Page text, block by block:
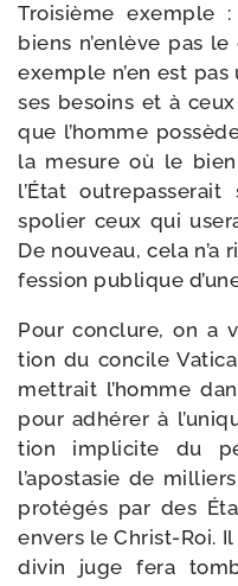
Troisième exemple
biens n’enlève pas
exemple n’en est
ses besoins et à
que l’homme
la mesure où le
l’État
spo­lier ceux qui
De nou­veau, cela
fes­sion publique
Pour conclure, on a
tion du concile
met­trait l’homme
pour adhé­rer à
tion impli­cite du
l’apostasie de
pro­té­gés par des
envers le Christ-​Roi.
divin juge fera